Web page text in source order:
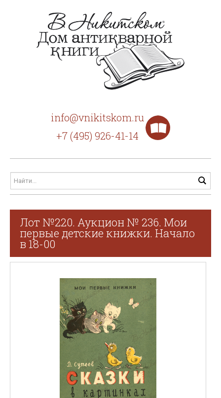
info@vnikitskom.ru
+7 (495) 926-41-14
Лот №220. Аукцион № 236. Мои
первые детские книжки. Начало
в 18-00